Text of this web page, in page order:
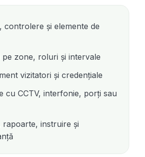
controlere și elemente de
pe zone, roluri și intervale
vizitatori și credențiale
cu CCTV, interfonie, porți sau
instruire și